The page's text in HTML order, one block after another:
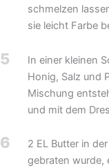
schmelzen
sie leicht Farbe
5
In einer kleinen
Honig, Salz und
Mischung
und mit dem
6
2 EL Butter in
gebraten wurde,